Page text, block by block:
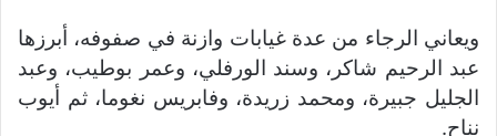
ويعاني الرجاء من عدة غيابات وازنة في صفوفه، أبرزها
عبد الرحيم شاكر، وسند الورفلي، وعمر بوطيب، وعبد
الجليل جبيرة، ومحمد زريدة، وفابريس نغوما، ثم أيوب
نناح.